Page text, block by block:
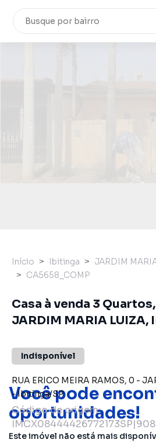
Você pode
oportunidades!
Este imóvel não está mais
Início Ibitinga JARDIM
CA5658_COMP
Casa à venda 3 Quartos,
JARDIM MARIA LUIZA,
Indisponível
RUA ERICO MEIRA RAMOS, 0 -
-Ibitinga/SP
Código de origem: